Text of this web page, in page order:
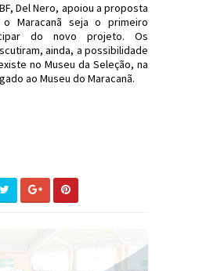
Del Nero, apoiou a proposta
Maracanã seja o primeiro
do novo projeto. Os
ainda, a possibilidade
no Museu da Seleção, na
ao Museu do Maracanã.